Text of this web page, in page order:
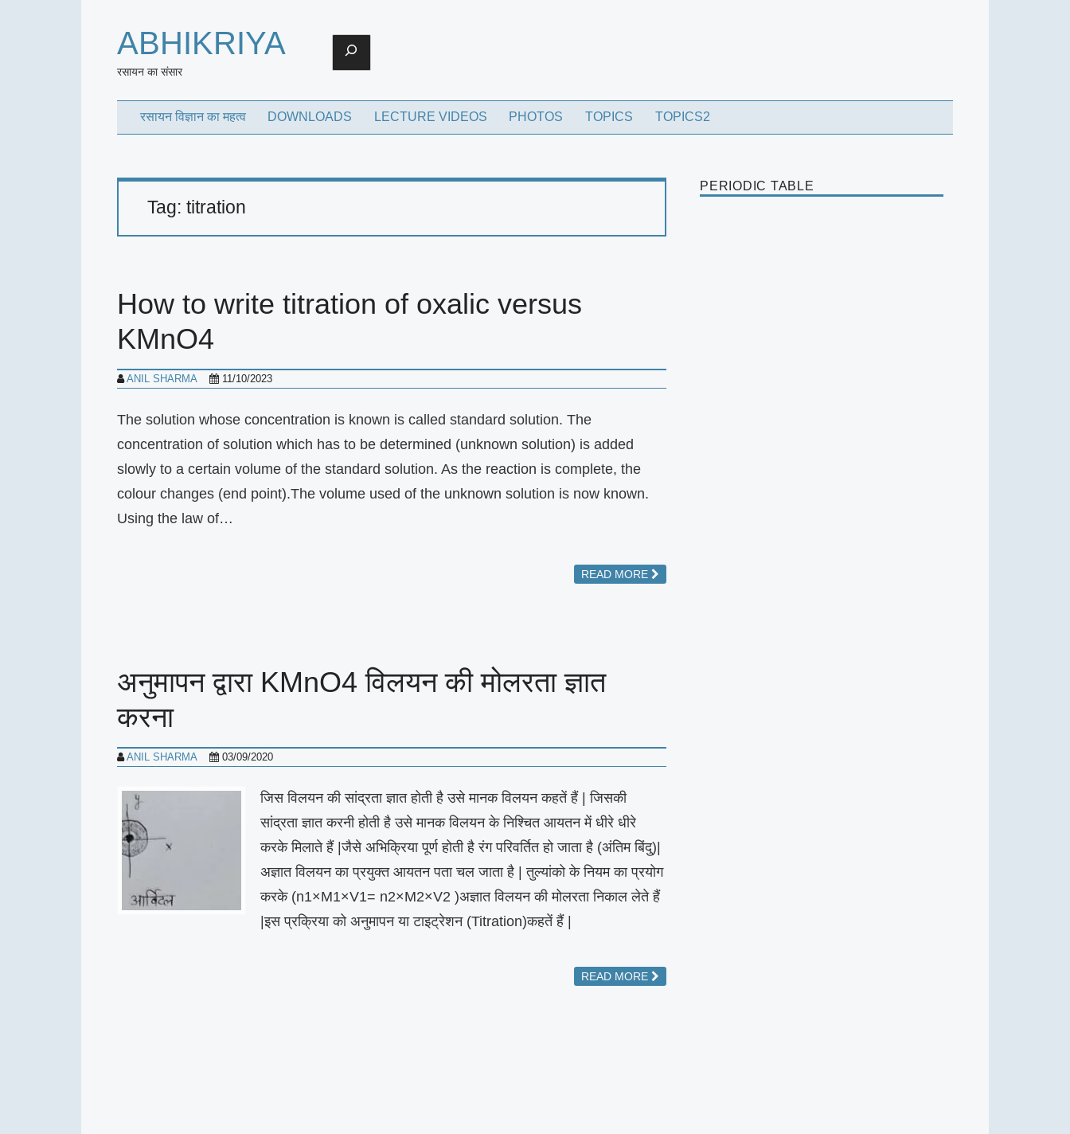
ABHIKRIYA
रसायन का संसार
Search
रसायन विज्ञान का महत्व DOWNLOADS LECTURE VIDEOS PHOTOS TOPICS TOPICS2
Tag: titration
How to write titration of oxalic versus
KMnO4
ANIL SHARMA 11/10/2023
The solution whose concentration is known is called standard solution. The
concentration of solution which has to be determined (unknown solution) is added
slowly to a certain volume of the standard solution. As the reaction is complete, the
colour changes (end point).The volume used of the unknown solution is now known.
Using the law of…
READ MORE
अनुमापन द्वारा KMnO4 विलयन की मोलरता ज्ञात
करना
ANIL SHARMA 03/09/2020
जिस विलयन की सांद्रता ज्ञात होती है उसे मानक विलयन कहतें हैं | जिसकी
सांद्रता ज्ञात करनी होती है उसे मानक विलयन के निश्चित आयतन में धीरे धीरे
करके मिलाते हैं |जैसे अभिक्रिया पूर्ण होती है रंग परिवर्तित हो जाता है (अंतिम बिंदु)|
अज्ञात विलयन का प्रयुक्त आयतन पता चल जाता है | तुल्यांको के नियम का प्रयोग
करके (n1×M1×V1= n2×M2×V2 )अज्ञात विलयन की मोलरता निकाल लेते हैं
|इस प्रक्रिया को अनुमापन या टाइट्रेशन (Titration)कहतें हैं |
READ MORE
PERIODIC TABLE